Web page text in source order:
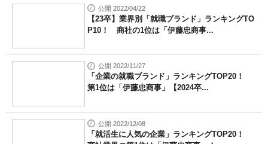
公開 2022/04/22
【23卒】業界別「就職ブランド」ランキングTO
P10！ 商社の1位は「伊藤忠商事...
公開 2022/11/27
「企業の就職ブランド」ランキングTOP20！
第1位は「伊藤忠商事」【2024卒...
公開 2022/12/08
「就活生に人気の企業」ランキングTOP20！